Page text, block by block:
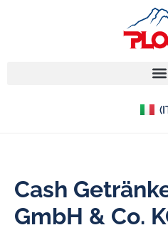
Cash
GmbH & Co.